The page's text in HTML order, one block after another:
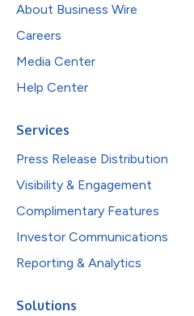
About Business Wire
Careers
Media Center
Help Center
Services
Press Release Distribution
Visibility & Engagement
Complimentary Features
Investor Communications
Reporting & Analytics
Solutions